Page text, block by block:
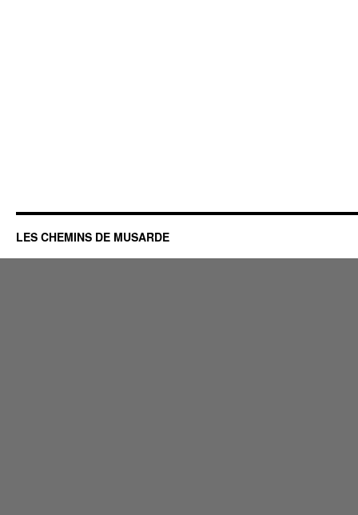
LES CHEMINS DE MUSARDE